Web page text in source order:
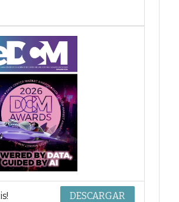
DESCARGAR